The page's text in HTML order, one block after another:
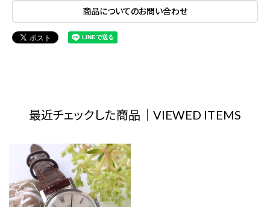
商品についてのお問い合わせ
最近チェックした商品｜VIEWED ITEMS